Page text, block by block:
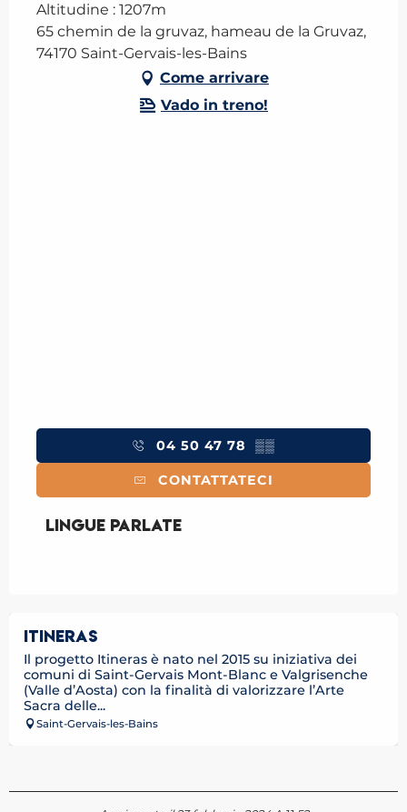
Altitudine : 1207m
65 chemin de la gruvaz, hameau de la Gruvaz,
74170 Saint-Gervais-les-Bains
Come arrivare
Vado in treno!
04 50 47 78 ▒▒
CONTATTATECI
Lingue parlate
Lingue parlate
ITINERAS
Il progetto Itineras è nato nel 2015 su iniziativa dei
comuni di Saint-Gervais Mont-Blanc e Valgrisenche
(Valle d’Aosta) con la finalità di valorizzare l’Arte
Sacra delle...
Saint-Gervais-les-Bains